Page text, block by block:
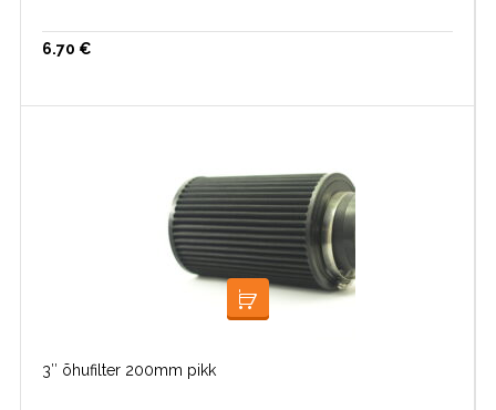
6.70 €
LISA KORVI
3″ õhufilter 200mm pikk